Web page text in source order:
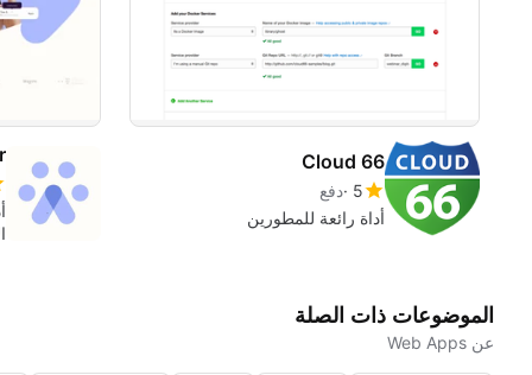
Cloud 66
5 دفع
أداة رائعة للمطورين
الموضوعات ذات الصلة
عن Web Apps